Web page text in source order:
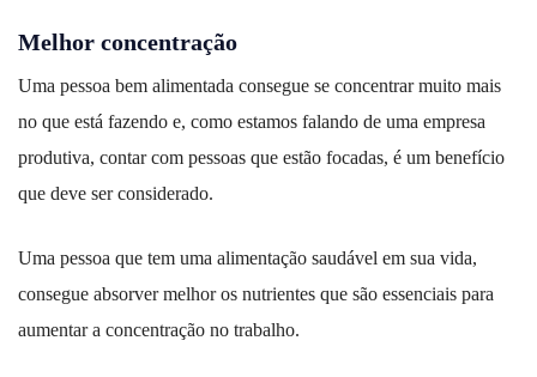
Melhor concentração
Uma pessoa bem alimentada consegue se concentrar muito mais
no que está fazendo e, como estamos falando de uma empresa
produtiva, contar com pessoas que estão focadas, é um benefício
que deve ser considerado.
Uma pessoa que tem uma alimentação saudável em sua vida,
consegue absorver melhor os nutrientes que são essenciais para
aumentar a concentração no trabalho.